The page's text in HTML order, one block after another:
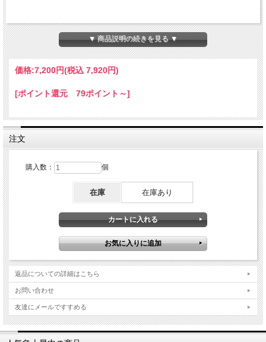
▼ 商品説明の続きを見る ▼
価格:7,200円(税込 7,920円)
[ポイント還元 79ポイント～]
注文
購入数： 個
在庫 在庫あり
返品についての詳細はこちら
お問い合わせ
友達にメールですすめる